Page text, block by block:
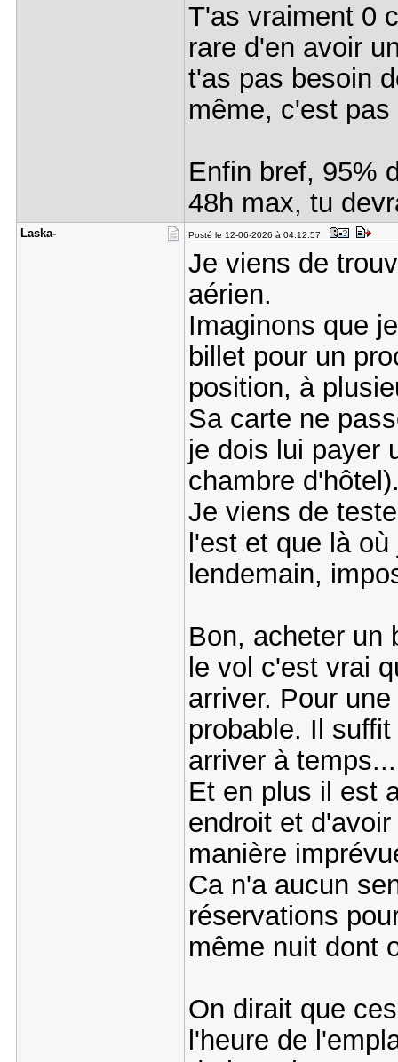
T'as vraiment 0
rare d'en avoir
t'as pas besoin
même, c'est
Enfin bref, 95%
48h max, tu
Laska- Posté le 12-06-2026 à 04:12:57
Je viens de
aérien.
Imaginons que
billet pour un
position, à
Sa carte ne
je dois lui payer
chambre
Je viens de
l'est et que là
lendemain,
Bon, acheter un
le vol c'est vrai
arriver. Pour
probable. Il
arriver à temps...
Et en plus il est
endroit et
manière
Ca n'a aucun
réservations
même nuit dont
On dirait que
l'heure de